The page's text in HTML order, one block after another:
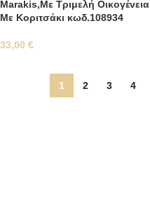
Marakis,Με Τριμελή Οικογένεια
Με Κοριτσάκι κωδ.108934
33,00 €
1 2 3 4